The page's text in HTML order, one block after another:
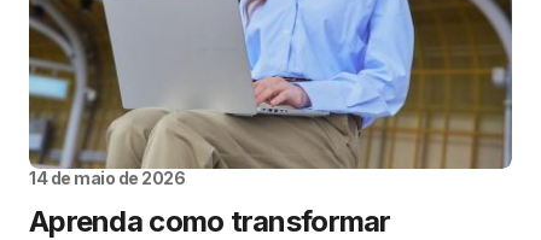
14 de maio de 2026
Aprenda como transformar